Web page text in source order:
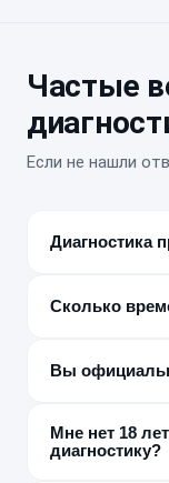
Частые
Если не нашли
Диагностика
Если решите не
Сколько
устройства и
Вы
Диагностику и
выполняем — с
Мне нет 18
диагностику?